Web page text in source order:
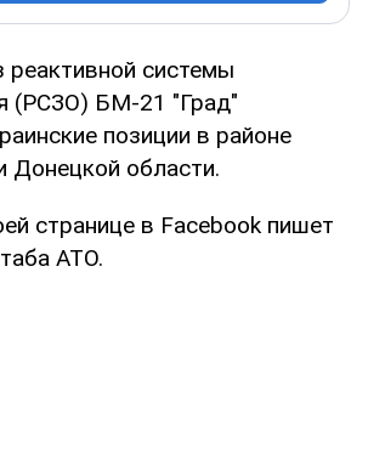
реактивной системы
(РСЗО) БМ-21 "Град"
позиции в районе
Донецкой области.
странице в Facebook пишет
АТО.